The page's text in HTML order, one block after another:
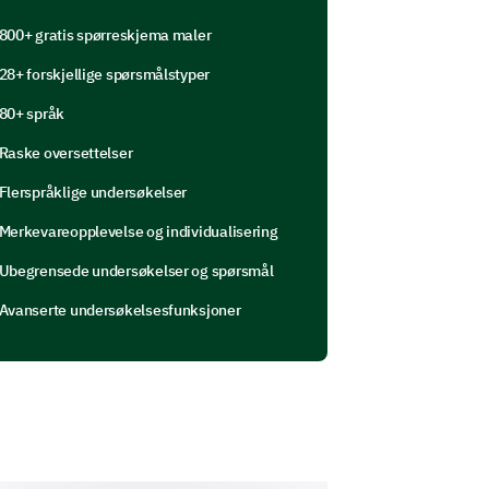
on our website?
800+ gratis spørreskjema maler
28+ forskjellige spørsmålstyper
80+ språk
Raske oversettelser
Flerspråklige undersøkelser
Merkevareopplevelse og individualisering
Ubegrensede undersøkelser og spørsmål
Avanserte undersøkelsesfunksjoner